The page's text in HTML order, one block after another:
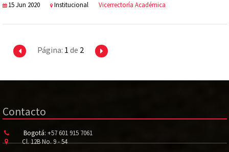
15 Jun 2020 Institucional Vicerrectoría Académica
Página: 1de 2
Contacto
Bogotá: +57 601 915 7061
Cl. 12B No. 9 - 54